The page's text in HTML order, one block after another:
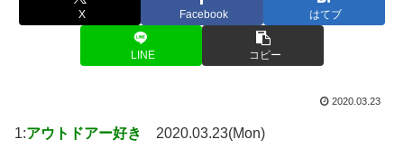
X Facebook はてブ
LINE コピー
2020.03.23
1:アウトドアー好き 2020.03.23(Mon)